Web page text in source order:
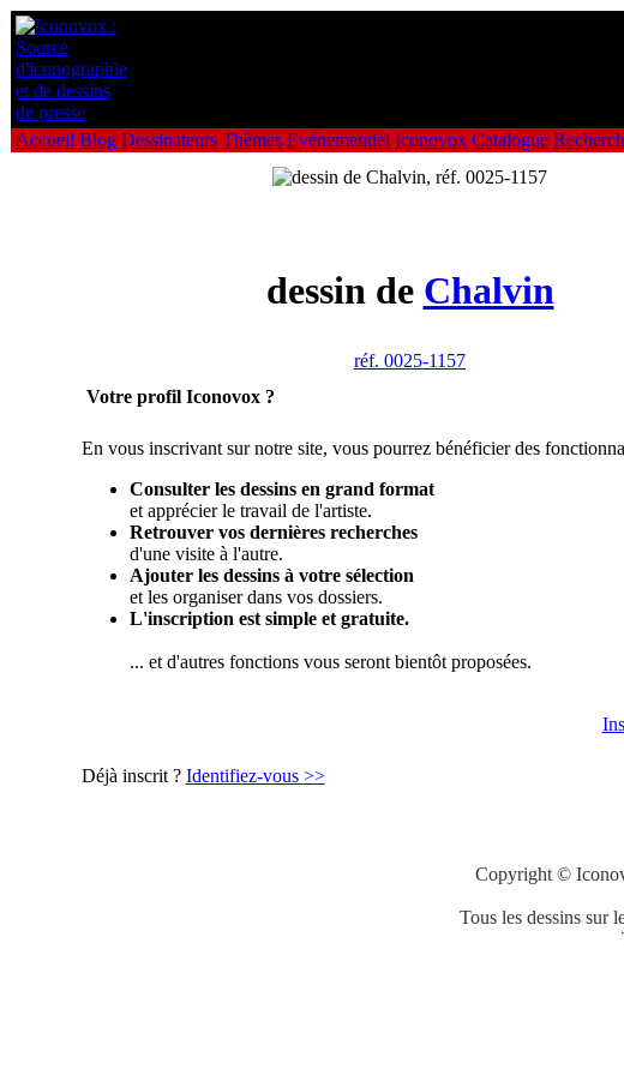
Accueil Blog Dessinateurs Thèmes Evénementiel Iconovox Catalogue
dessin de Chalvin
réf. 0025-1157
Votre profil Iconovox ?
En vous inscrivant sur notre site, vous pourrez bénéficier des
Consulter les dessins en grand format
et apprécier le travail de l'artiste.
Retrouver vos dernières recherches
d'une visite à l'autre.
Ajouter les dessins à votre sélection
et les organiser dans vos dossiers.
L'inscription est simple et gratuite.
... et d'autres fonctions vous seront bientôt proposées.
Déjà inscrit ? Identifiez-vous >>
Copyright ©
Tous les dessins sur